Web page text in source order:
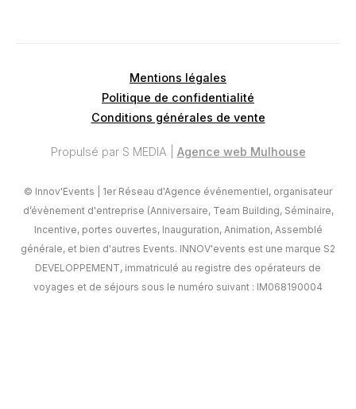
Mentions légales
Politique de confidentialité
Conditions générales de vente
Propulsé par S MEDIA | Agence web Mulhouse
© Innov'Events | 1er Réseau d'Agence événementiel, organisateur
d’évènement d'entreprise (Anniversaire, Team Building, Séminaire,
Incentive, portes ouvertes, Inauguration, Animation, Assemblé
générale, et bien d'autres Events. INNOV'events est une marque S2
DEVELOPPEMENT, immatriculé au registre des opérateurs de
voyages et de séjours sous le numéro suivant : IM068190004